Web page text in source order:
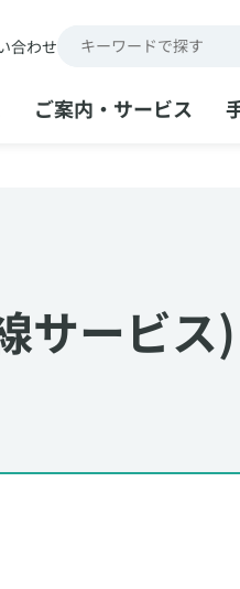
ご案内・サービス
合わせ
検索キーワード入力
サービス)